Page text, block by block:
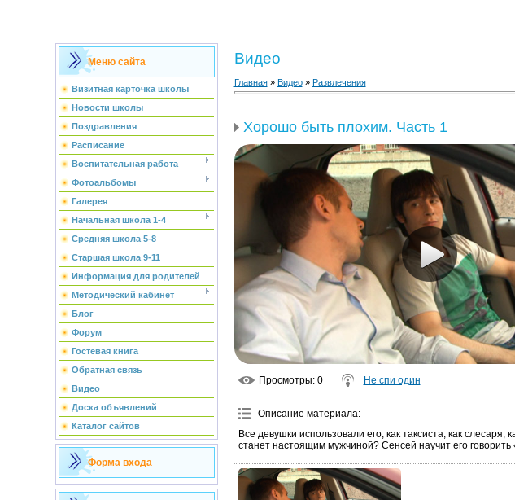
Меню сайта
Визитная карточка школы
Новости школы
Поздравления
Расписание
Воспитательная работа
Фотоальбомы
Галерея
Начальная школа 1-4
Средняя школа 5-8
Старшая школа 9-11
Информация для родителей
Методический кабинет
Блог
Форум
Гостевая книга
Обратная связь
Видео
Доска объявлений
Каталог сайтов
Форма входа
Видео
Главная» Видео» Развлечения
Хорошо быть плохим. Часть 1
Просмотры: 0 Не спи один
Описание материала:
Все девушки использовали его, как таксиста, как
станет настоящим мужчиной? Сенсей научит его говорить